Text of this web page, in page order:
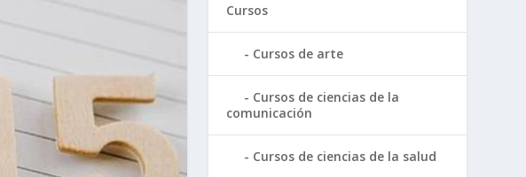
Cursos
Cursos de arte
Cursos de ciencias de la
comunicación
Cursos de ciencias de la salud